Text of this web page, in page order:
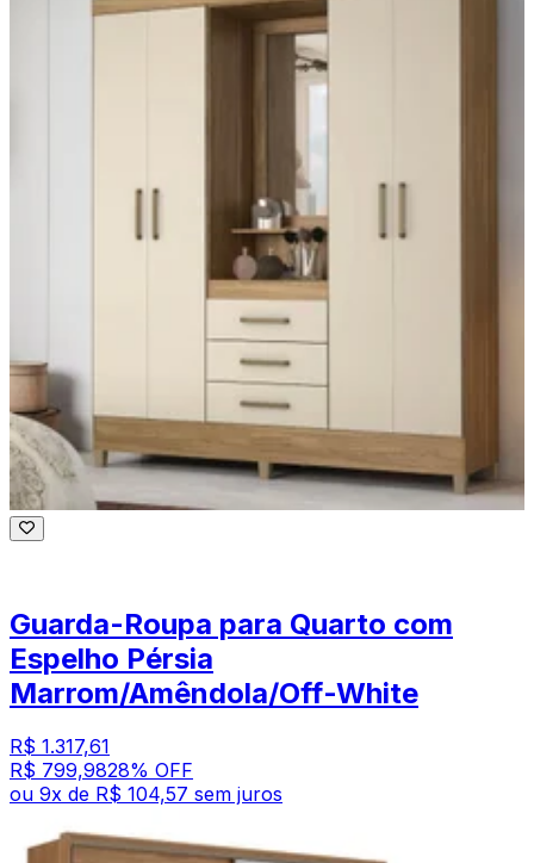
Guarda-Roupa para Quarto com
Espelho Pérsia
Marrom/Amêndola/Off-White
R$ 1.317,61
R$ 799,9828% OFF
ou 9x de R$ 104,57 sem juros